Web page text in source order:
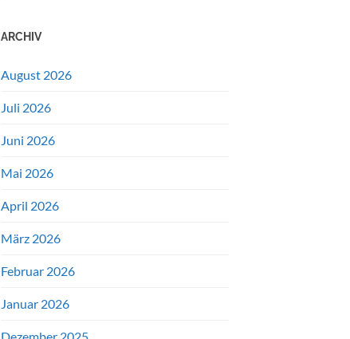
ARCHIV
August 2026
Juli 2026
Juni 2026
Mai 2026
April 2026
März 2026
Februar 2026
Januar 2026
Dezember 2025